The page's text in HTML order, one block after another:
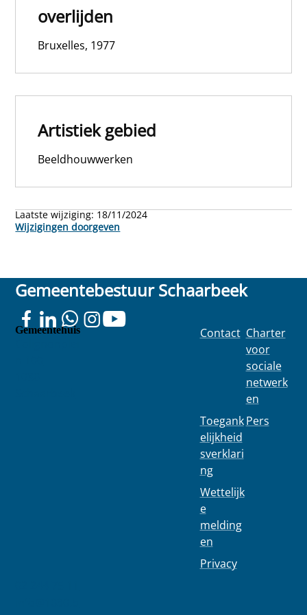
overlijden
Bruxelles, 1977
Artistiek gebied
Beeldhouwwerken
Laatste wijziging: 18/11/2024
Wijzigingen doorgeven
Gemeentebestuur Schaarbeek
Gemeentehuis Contact
Toegank
elijkheid
sverklari
ng
Wettelijk
e
melding
en
Privacy
Charter
voor
sociale
netwerk
en
Pers